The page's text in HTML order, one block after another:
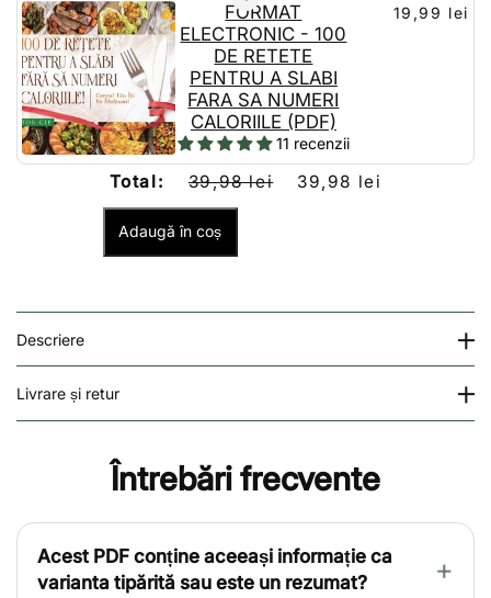
FORMAT
ELECTRONIC - 100
DE RETETE
PENTRU A SLABI
FARA SA NUMERI
CALORIILE (PDF)
11 recenzii
19,99 lei
Total: 39,98 lei 39,98 lei
Adaugă în coș
Descriere
Livrare și retur
Întrebări frecvente
Acest PDF conține aceeași informație ca
varianta tipărită sau este un rezumat?